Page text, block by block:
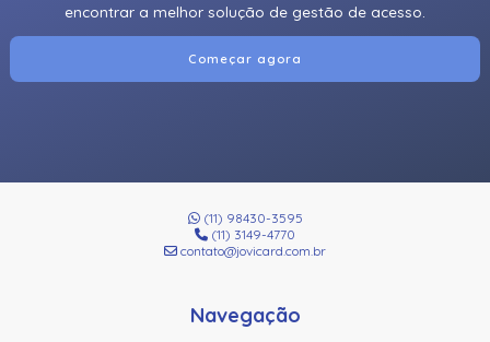
encontrar a melhor solução de gestão de acesso.
Começar agora
(11) 98430-3595
(11) 3149-4770
contato@jovicard.com.br
Navegação